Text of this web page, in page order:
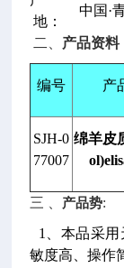
地：
中国·
二、 产品资料
编号 产
SJH-0
77007
绵羊皮
三 、 产品势:
1、本品采
敏度高、操作